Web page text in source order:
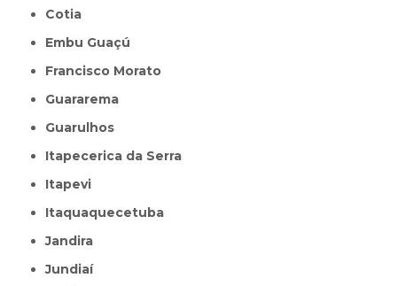
Cotia
Embu Guaçú
Francisco Morato
Guararema
Guarulhos
Itapecerica da Serra
Itapevi
Itaquaquecetuba
Jandira
Jundiaí